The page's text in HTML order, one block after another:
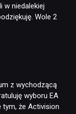
w niedalekiej
Wole 2
z wychodzącą
wyboru EA
tym, że Activision